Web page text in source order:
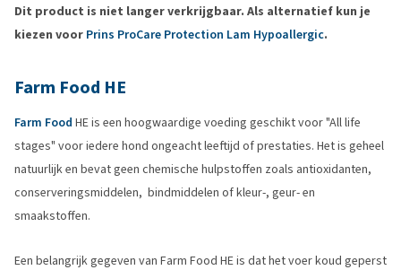
Dit product is niet langer verkrijgbaar. Als alternatief kun je
kiezen voor Prins ProCare Protection Lam Hypoallergic.
Farm Food HE
Farm Food HE is een hoogwaardige voeding geschikt voor "All life
stages" voor iedere hond ongeacht leeftijd of prestaties. Het is geheel
natuurlijk en bevat geen chemische hulpstoffen zoals antioxidanten,
conserveringsmiddelen, bindmiddelen of kleur-, geur- en
smaakstoffen.
Een belangrijk gegeven van Farm Food HE is dat het voer koud geperst